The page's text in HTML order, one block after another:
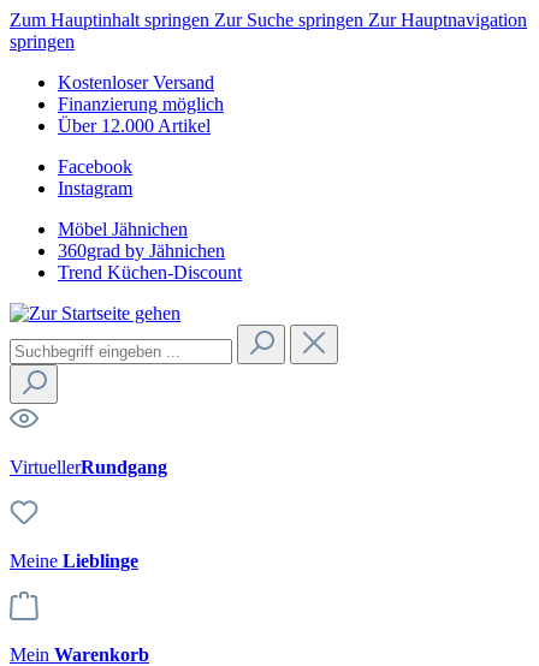
Zum Hauptinhalt springen Zur Suche springen Zur Hauptnavigation
springen
Kostenloser Versand
Finanzierung möglich
Über 12.000 Artikel
Facebook
Instagram
Möbel Jähnichen
360grad by Jähnichen
Trend Küchen-Discount
VirtuellerRundgang
Meine Lieblinge
Mein Warenkorb